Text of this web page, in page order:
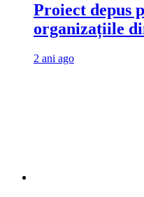
Proiect depus
organizațiile
2 ani ago